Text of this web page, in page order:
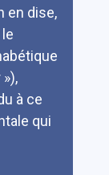
en dise,
à ce
qui